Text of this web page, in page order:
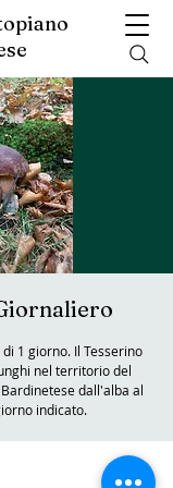
1 giorno. Il Tesserino
nel territorio del
dall'alba al
indicato.